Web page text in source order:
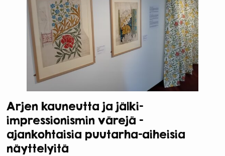
Arjen kauneutta ja jälki-
impressionismin värejä -
ajankohtaisia puutarha-aiheisia
näyttelyitä